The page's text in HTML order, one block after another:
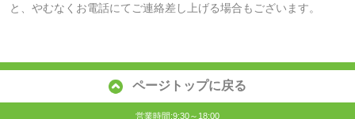
と、やむなくお電話にてご連絡差し上げる場合もございます。
ページトップに戻る
営業時間:9:30～18:00